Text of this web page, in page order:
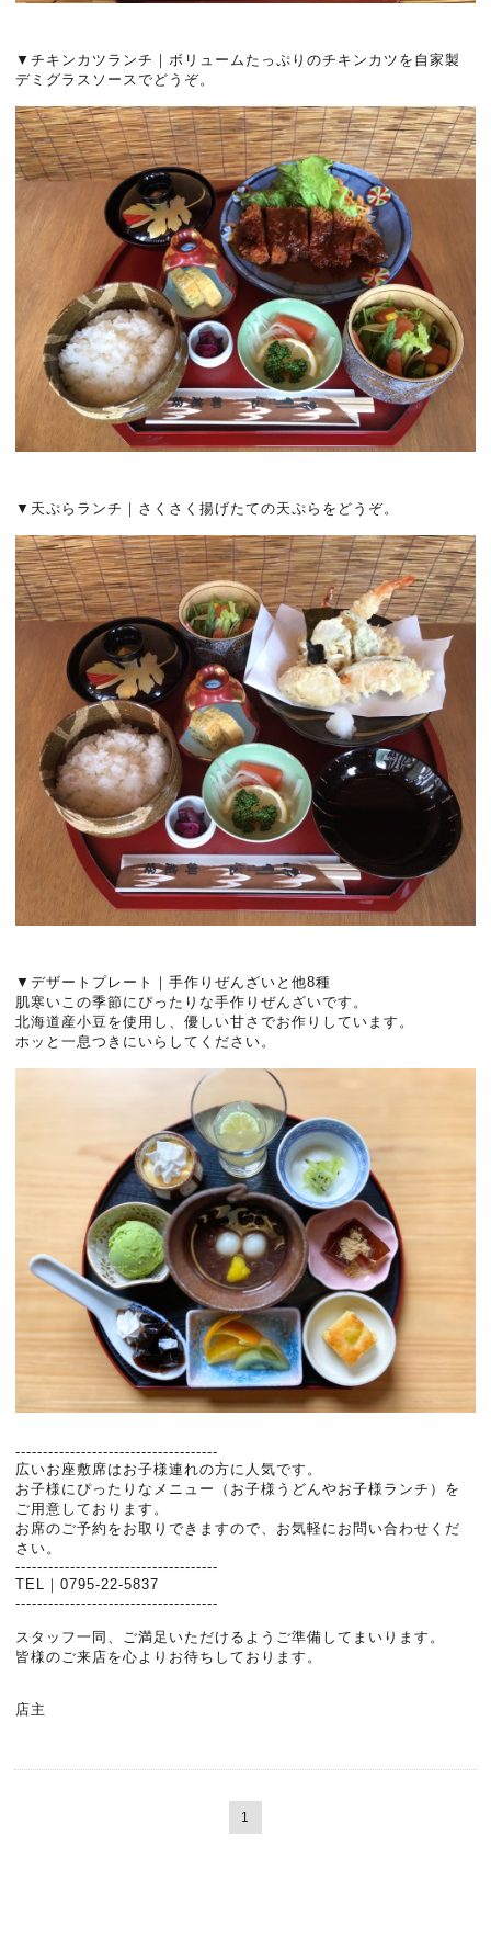
▼チキンカツランチ｜ボリュームたっぷりのチキンカツを自家製
デミグラスソースでどうぞ。
▼天ぷらランチ｜さくさく揚げたての天ぷらをどうぞ。
▼デザートプレート｜手作りぜんざいと他8種
肌寒いこの季節にぴったりな手作りぜんざいです。
北海道産小豆を使用し、優しい甘さでお作りしています。
ホッと一息つきにいらしてください。
-------------------------------------
広いお座敷席はお子様連れの方に人気です。
お子様にぴったりなメニュー（お子様うどんやお子様ランチ）を
ご用意しております。
お席のご予約をお取りできますので、お気軽にお問い合わせくだ
さい。
-------------------------------------
TEL｜0795-22-5837
-------------------------------------
スタッフ一同、ご満足いただけるようご準備してまいります。
皆様のご来店を心よりお待ちしております。
店主
1